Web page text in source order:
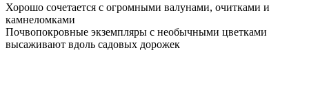
Хорошо сочетается с огромными валунами, очитками и
камнеломками
Почвопокровные экземпляры с необычными цветками
высаживают вдоль садовых дорожек